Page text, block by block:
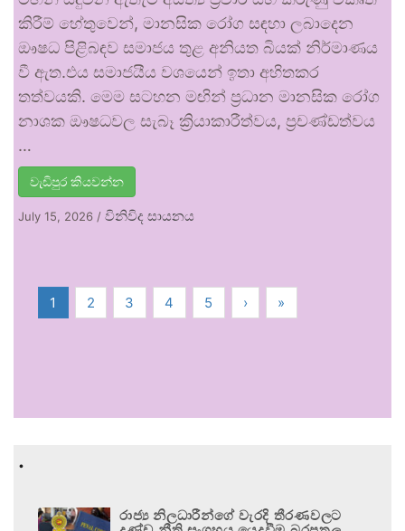
කිරීම් හේතුවෙන්, මානසික රෝග සඳහා ලබාදෙන
ඖෂධ පිළිබඳව සමාජය තුළ අනියත බියක් නිර්මාණය
වී ඇත.එය සමාජයීය වශයෙන් ඉතා අහිතකර
තත්වයකි. මෙම සටහන මඟින් ප්‍රධාන මානසික රෝග
නාශක ඖෂධවල සැබෑ ක්‍රියාකාරීත්වය, ප්‍රචණ්ඩත්වය
…
වැඩිපුර කියවන්න
July 15, 2026 / විනිවිද සායනය
1 2 3 4 5 › »
.
රාජ්‍ය නිලධාරීන්ගේ වැරදි තීරණවලට